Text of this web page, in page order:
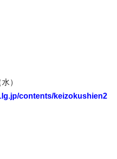
）
contents/keizokushien2